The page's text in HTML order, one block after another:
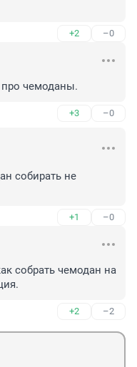
+2 –0
чемоданы.
+3 –0
собирать не
+1 –0
собрать чемодан на
+2 –2